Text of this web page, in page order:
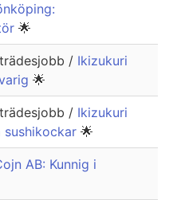
🌟
/ Ikizukuri
🌟
/ Ikizukuri
sushikockar 🌟
AB: Kunnig i